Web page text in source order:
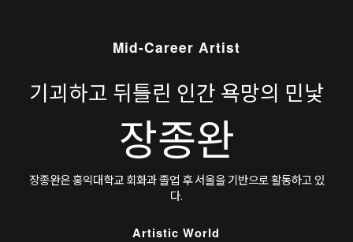
Mid-Career Artist
기괴하고 뒤틀린 인간 욕망의 민낯
장종완
장종완은 홍익대학교 회화과 졸업 후 서울을 기반으로 활동하고 있
다.
Artistic World